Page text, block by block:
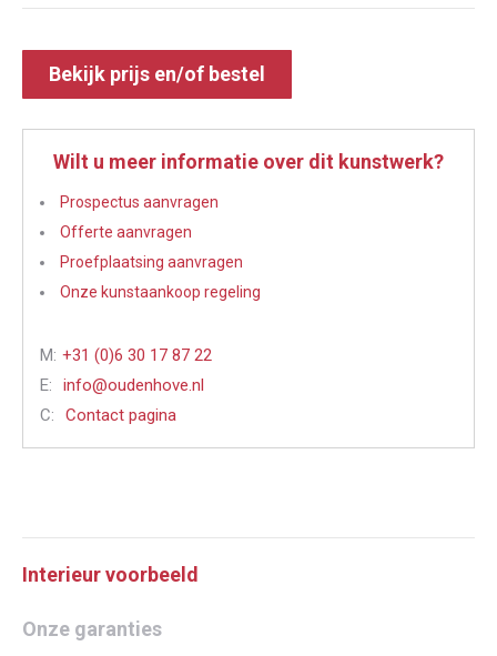
Bekijk prijs en/of bestel
Wilt u meer informatie over dit kunstwerk?
Prospectus aanvragen
Offerte aanvragen
Proefplaatsing aanvragen
Onze kunstaankoop regeling
M: +31 (0)6 30 17 87 22
E:
info@oudenhove.nl
C:
Contact pagina
Interieur voorbeeld
Onze garanties